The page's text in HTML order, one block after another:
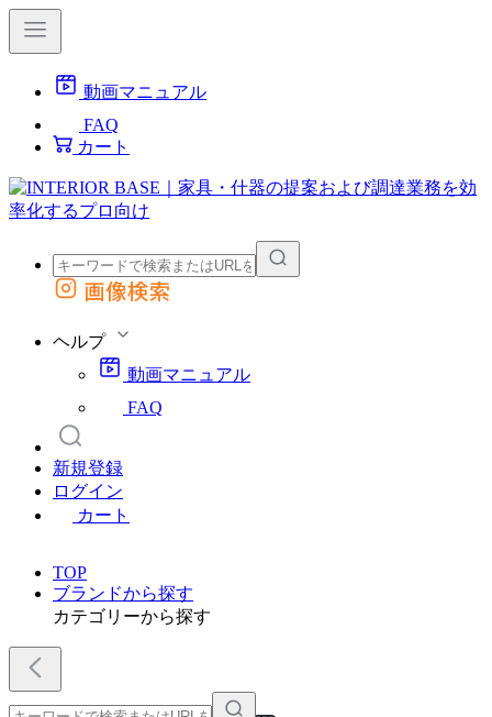
動画マニュアル
FAQ
カート
外部サイトの商品をカートに追加
画像検索
ヘルプ
動画マニュアル
FAQ
新規登録
ログイン
カート
TOP
ブランドから探す
カテゴリーから探す